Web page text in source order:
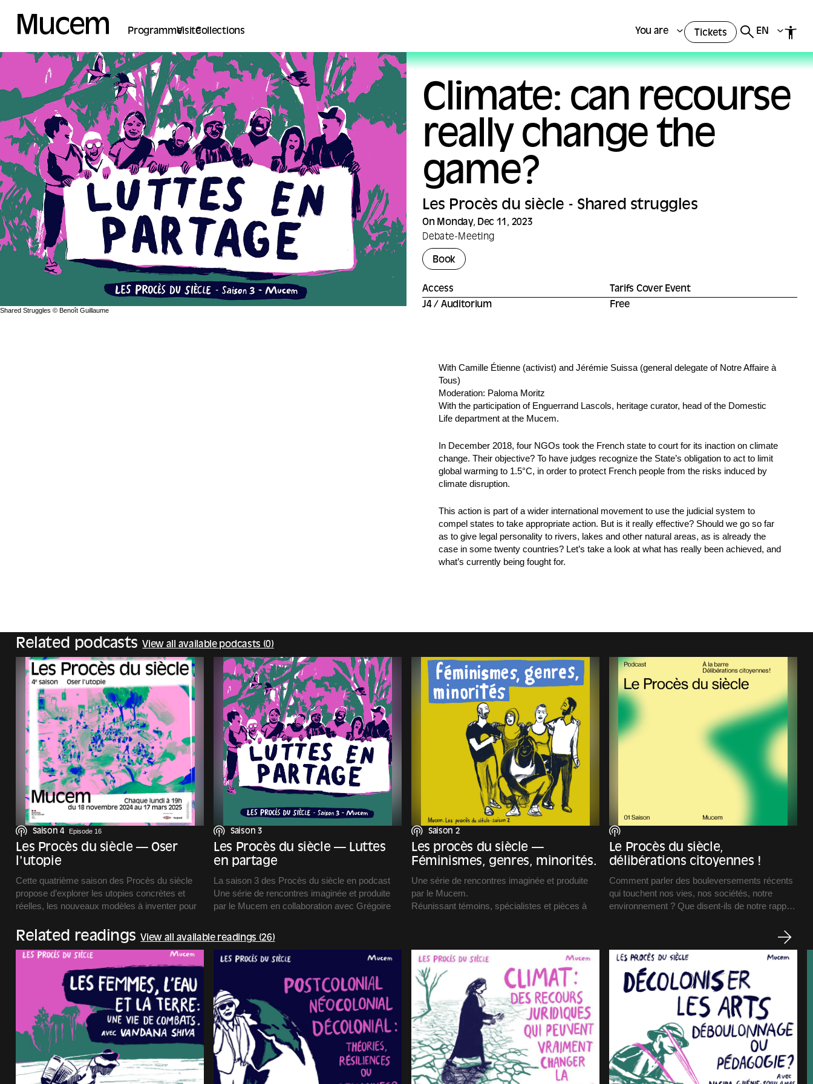
ProgrammeVisiteCollections You are Tickets EN
Shared Struggles © Benoît Guillaume
Climate: can recourse
really change the
game?
Les Procès du siècle - Shared struggles
On Monday, Dec 11, 2023
Debate-Meeting
Book
Access
J4 / Auditorium
Tarifs Cover Event
Free
With Camille Étienne (activist) and Jérémie Suissa (general delegate of Notre Affaire à
Tous)
Moderation: Paloma Moritz
With the participation of Enguerrand Lascols, heritage curator, head of the Domestic
Life department at the Mucem.
In December 2018, four NGOs took the French state to court for its inaction on climate
change. Their objective? To have judges recognize the State’s obligation to act to limit
global warming to 1.5°C, in order to protect French people from the risks induced by
climate disruption.
This action is part of a wider international movement to use the judicial system to
compel states to take appropriate action. But is it really effective? Should we go so far
as to give legal personality to rivers, lakes and other natural areas, as is already the
case in some twenty countries? Let’s take a look at what has really been achieved, and
what’s currently being fought for.
Related podcasts View all available podcasts (0)
Saison 4 Episode 16
Les Procès du siècle — Oser
l'utopie
Cette quatrième saison des Procès du siècle
propose d’explorer les utopies concrètes et
réelles, les nouveaux modèles à inventer pour
d’écologie, plus de solidarité.
Pour vivre mieux, ensemble.
Cette saison 4 parlera d’éducation, de soin, de
numérique, d’économie, d’architecture,
d’agriculture, de circulations, de respect, de
consentement, d’intelligence artificielle, des
arbres et des oiseaux. Nous essaierons même
parfois d’en rire.
Saison 3
Les Procès du siècle — Luttes
en partage
La saison 3 des Procès du siècle en podcast
Une série de rencontres imaginée et produite
par le Mucem en collaboration avec Grégoire
Un podcast produit et réalisé par Copie
Carbone et illustré par Benoît Guillaume
Saison 2
Les procès du siècle —
Féminismes, genres, minorités.
Une série de rencontres imaginée et produite
par le Mucem.
Réunissant témoins, spécialistes et pièces à
questions environnementales, cette deuxième
saison est dédiée aux minorités dominées, et à
leurs manières de s’exprimer, de résister, de
revendiquer leurs droits.
Le Procès du siècle,
délibérations citoyennes !
Comment parler des bouleversements récents
qui touchent nos vies, nos sociétés, notre
environnement ? Que disent-ils de notre rapport
situons-nous aujourd’hui au cœur du monde et
révolutions sont à espérer ou à craindre ?
Le Procès du siècle appelle à la barre
plaignants, accusés, témoins et avocats. Il en
appelle avant tout à ses jurés, les citoyens.
Related readings View all available readings (26)